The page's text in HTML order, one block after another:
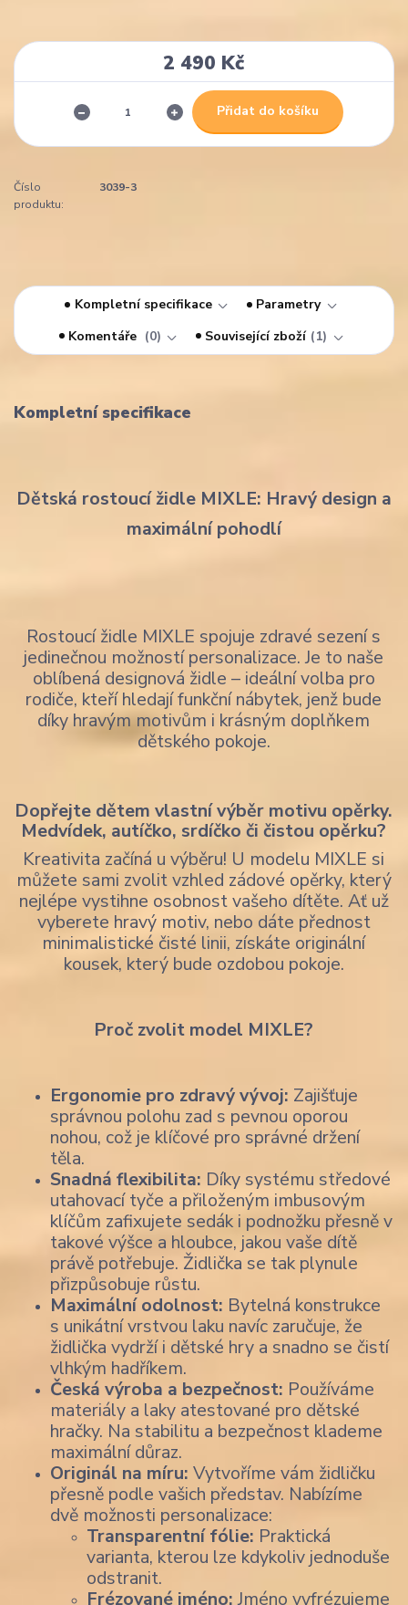
2 490 Kč
Přidat do košíku
Číslo
produktu:
3039-3
Kompletní specifikace
Parametry
Komentáře
0 Související zboží 1
Kompletní specifikace
Dětská rostoucí židle MIXLE: Hravý design a
maximální pohodlí
Rostoucí židle MIXLE spojuje zdravé sezení s
jedinečnou možností personalizace. Je to naše
oblíbená designová židle – ideální volba pro
rodiče, kteří hledají funkční nábytek, jenž bude
díky hravým motivům i krásným doplňkem
dětského pokoje.
Dopřejte dětem vlastní výběr motivu opěrky.
Medvídek, autíčko, srdíčko či čistou opěrku?
Kreativita začíná u výběru! U modelu MIXLE si
můžete sami zvolit vzhled zádové opěrky, který
nejlépe vystihne osobnost vašeho dítěte. Ať už
vyberete hravý motiv, nebo dáte přednost
minimalistické čisté linii, získáte originální
kousek, který bude ozdobou pokoje.
Proč zvolit model MIXLE?
Ergonomie pro zdravý vývoj: Zajišťuje
správnou polohu zad s pevnou oporou
nohou, což je klíčové pro správné držení
těla.
Snadná flexibilita: Díky systému středové
utahovací tyče a přiloženým imbusovým
klíčům zafixujete sedák i podnožku přesně v
takové výšce a hloubce, jakou vaše dítě
právě potřebuje. Židlička se tak plynule
přizpůsobuje růstu.
Maximální odolnost: Bytelná konstrukce
s unikátní vrstvou laku navíc zaručuje, že
židlička vydrží i dětské hry a snadno se čistí
vlhkým hadříkem.
Česká výroba a bezpečnost: Používáme
materiály a laky atestované pro dětské
hračky. Na stabilitu a bezpečnost klademe
maximální důraz.
Originál na míru: Vytvoříme vám židličku
přesně podle vašich představ. Nabízíme
dvě možnosti personalizace:
Transparentní fólie: Praktická
varianta, kterou lze kdykoliv jednoduše
odstranit.
Frézované jméno:Jméno vyfrézujeme